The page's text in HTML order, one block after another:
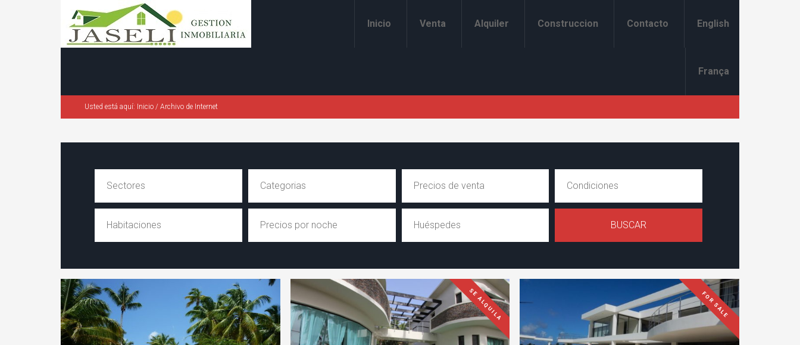
Inicio Venta Alquiler Construccion Contacto English
França
Usted está aquí: Inicio / Archivo de Internet
SE ALQUILA FOR SALE